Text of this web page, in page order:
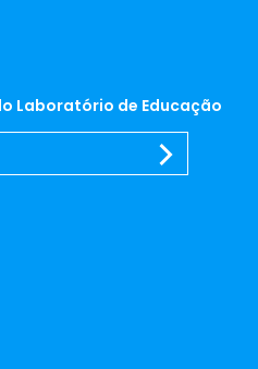
Laboratório de Educação